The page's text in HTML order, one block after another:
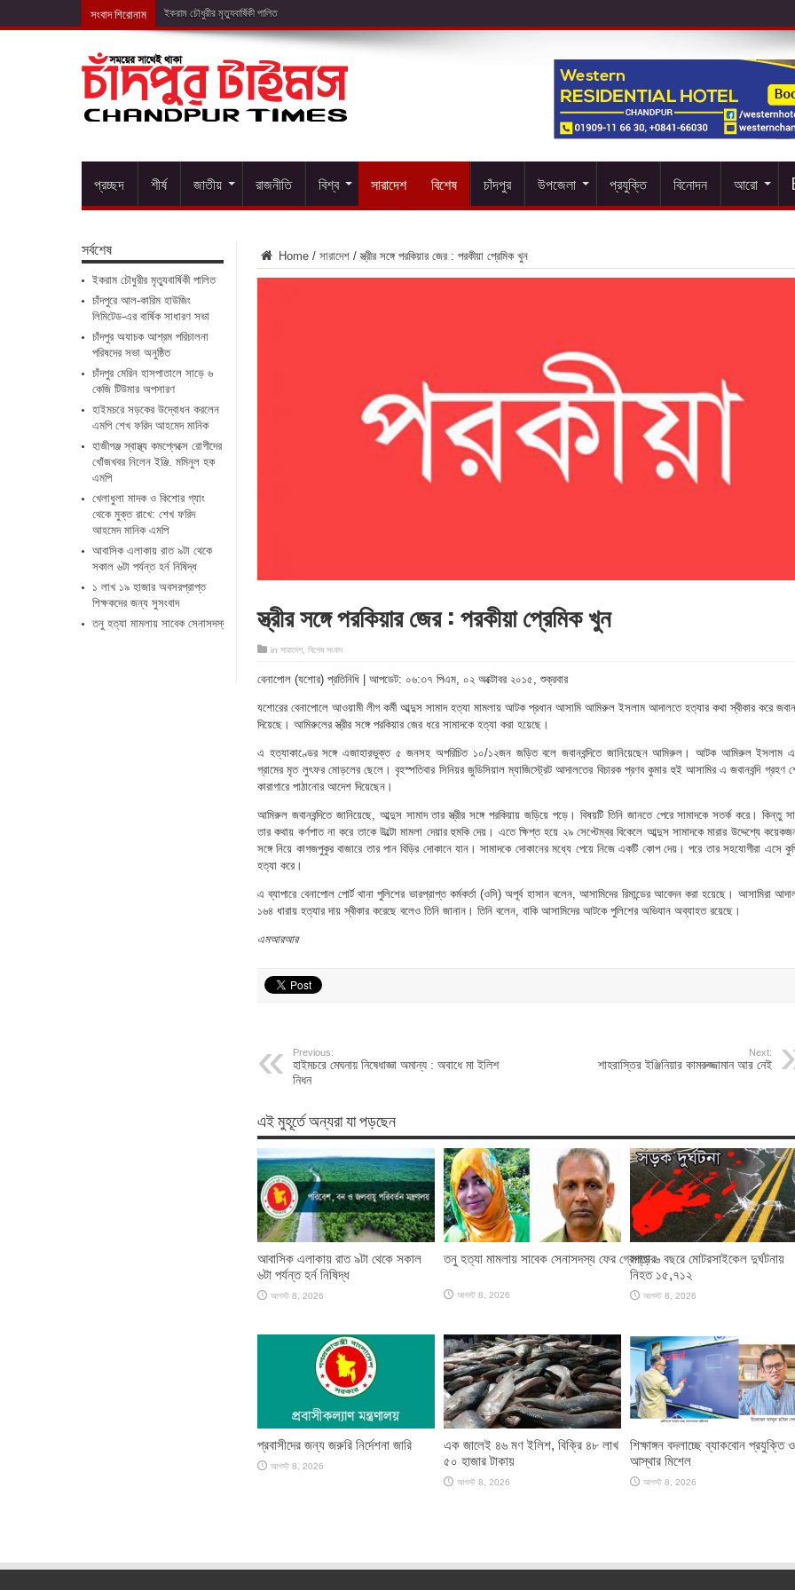
সংবাদ শিরোনাম চাঁদপুর
প্রচ্ছদ শীর্ষ জাতীয় রাজনীতি বিশ্ব সারাদেশ বিশেষ চাঁদপুর উপজেলা প্রযুক্তি বিনোদন আরো
Home / সারাদেশ / স্ত্রীর সঙ্গে পরকিয়ার জের : পরকীয়া প্রেমিক খুন
স্ত্রীর সঙ্গে পরকিয়ার জের : পরকীয়া প্রেমিক খুন
in সারাদেশ বিশেষ সংবাদ
বেনাপোল (যশোর) প্রতিনিধি | আপডেট: ০৬:৩৭ পিএম, ০২ অক্টোবর ২০১৫, শুক্রবার
যশোরের বেনাপোলে আওয়ামী লীগ কর্মী আব্দুস সামাদ হত্যা মামলায় আটক প্রধান আসামি আমিরুল ইসলাম আদালতে হত্যার কথা স্বীকার করে
দিয়েছে। আমিরুলের স্ত্রীর সঙ্গে পরকিয়ার জের ধরে সামাদকে হত্যা করা হয়েছে।
এ হত্যাকাণ্ডের সঙ্গে এজাহারভুক্ত ৫ জনসহ অপরিচিত ১০/১২জন জড়িত বলে জবানবন্দিতে জানিয়েছেন আমিরুল। আটক আমিরুল ইসলাম
গ্রামের মৃত লুৎফর মোড়লের ছেলে। বৃহস্পতিবার সিনিয়র জুডিসিয়াল ম্যাজিস্ট্রেট আদালতের বিচারক প্রণব কুমার হুই আসামির এ জবানবন্দি গ্রহণ
কারাগারে পাঠানোর আদেশ দিয়েছেন।
আমিরুল জবানবন্দিতে জানিয়েছে, আব্দুস সামাদ তার স্ত্রীর সঙ্গে পরকিয়ায় জড়িয়ে পড়ে। বিষয়টি তিনি জানতে পেরে সামাদকে সতর্ক করে। কিন্তু
তার কথায় কর্ণপাত না করে তাকে উল্টো মামলা দেয়ার হুমকি দেয়। এতে ক্ষিপ্ত হয়ে ২৯ সেপ্টেম্বর বিকেলে আব্দুস সামাদকে মারার উদ্দেশ্যে
সঙ্গে নিয়ে কাগজপুকুর বাজারে তার পান বিড়ির দোকানে যান। সামাদকে দোকানের মধ্যে পেয়ে নিজে একটি কোপ দেয়। পরে তার সহযোগীরা এসে
হত্যা করে।
এ ব্যাপারে বেনাপোল পোর্ট থানা পুলিশের ভারপ্রাপ্ত কর্মকর্তা (ওসি) অপূর্ব হাসান বলেন, আসামিদের রিমান্ডের আবেদন করা হয়েছে। আসামিরা
১৬৪ ধারায় হত্যার দায় স্বীকার করেছে বলেও তিনি জানান। তিনি বলেন, বাকি আসামিদের আটকে পুলিশের অভিযান অব্যাহত রয়েছে।
এমআরআর
Previous:
হাইমচরে মেঘনায় নিষেধাজ্ঞা অমান্য : অবাধে মা ইলিশ
নিধন
Next:
শাহরাস্তির ইঞ্জিনিয়ার কামরুজ্জামান আর নেই
এই মুহূর্তে অন্যরা যা পড়ছেন
আবাসিক এলাকায় রাত ৯টা থেকে সকাল
৬টা পর্যন্ত হর্ন নিষিদ্ধ
আগস্ট 8, 2026
তনু হত্যা মামলায় সাবেক সেনাসদস্য ফের গ্রেপ্তার
আগস্ট 8, 2026
সাড়ে ৬ বছরে মোটরসাইকেল দুর্ঘটনায়
নিহত ১৫,৭১২
আগস্ট 8, 2026
প্রবাসীদের জন্য জরুরি নির্দেশনা জারি
আগস্ট 8, 2026
এক জালেই ৪৬ মণ ইলিশ, বিক্রি ৪৮ লাখ
৫০ হাজার টাকায়
আগস্ট 8, 2026
শিক্ষাঙ্গন বদলাচ্ছে ব্যাকবোন প্রযুক্তি ও
আস্থার মিশেল
আগস্ট 8, 2026
সর্বশেষ
ইকরাম চৌধুরীর মৃত্যুবার্ষিকী পালিত
চাঁদপুরে আল-কারিম হাউজিং
লিমিটেড-এর বার্ষিক সাধারণ সভা
চাঁদপুর অযাচক আশ্রম পরিচালনা
পরিষদের সভা অনুষ্ঠিত
চাঁদপুর মেরিন হাসপাতালে সাড়ে ৬
কেজি টিউমার অপসারণ
হাইমচরে সড়কের উদ্বোধন করলেন
এমপি শেখ ফরিদ আহমেদ মানিক
হাজীগঞ্জ স্বাস্থ্য কমপ্লেক্সে রোগীদের
খোঁজখবর নিলেন ইঞ্জি. মমিনুল হক
এমপি
খেলাধুলা মাদক ও কিশোর গ্যাং
থেকে মুক্ত রাখে: শেখ ফরিদ
আহমেদ মানিক এমপি
আবাসিক এলাকায় রাত ৯টা থেকে
সকাল ৬টা পর্যন্ত হর্ন নিষিদ্ধ
১ লাখ ১৯ হাজার অবসরপ্রাপ্ত
শিক্ষকদের জন্য সুসংবাদ
তনু হত্যা মামলায় সাবেক সেনাসদস্য ফের গ্রেপ্তার